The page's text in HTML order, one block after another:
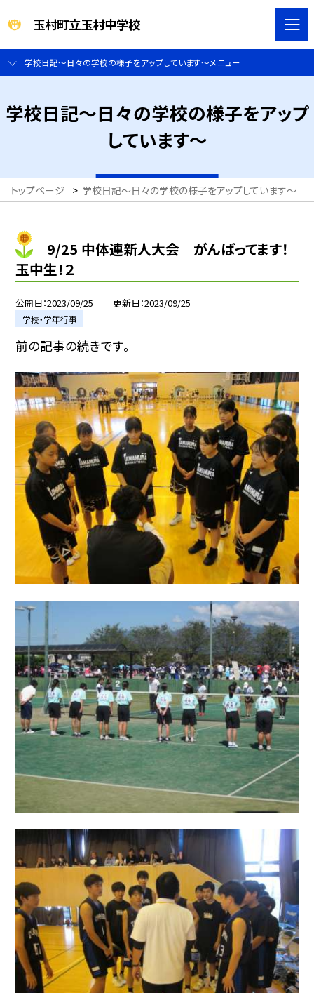
玉村町立玉村中学校
学校日記～日々の学校の様子をアップしています～メニュー
学校日記～日々の学校の様子をアップ
しています～
トップページ > 学校日記～日々の学校の様子をアップしています～
9/25 中体連新人大会 がんばってます！
玉中生！２
公開日 2023/09/25 更新日 2023/09/25
学校・学年行事
前の記事の続きです。